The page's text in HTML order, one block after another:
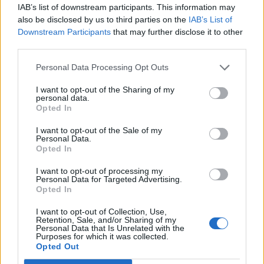
IAB’s list of downstream participants. This information may
also be disclosed by us to third parties on the IAB’s List of
Downstream Participants that may further disclose it to other
Personal Data Processing Opt Outs
I want to opt-out of the Sharing of my
personal data.
Opted In
I want to opt-out of the Sale of my
Personal Data.
Opted In
I want to opt-out of processing my
Personal Data for Targeted Advertising.
Opted In
I want to opt-out of Collection, Use,
Retention, Sale, and/or Sharing of my
Personal Data that Is Unrelated with the
Purposes for which it was collected.
Opted Out
Kategorie
opracowania
Tagi
Wacław Potocki
Portret kobiecy – interpretacja
Skok o tyczce – interpretacja
Dodaj komentarz
Komentarz